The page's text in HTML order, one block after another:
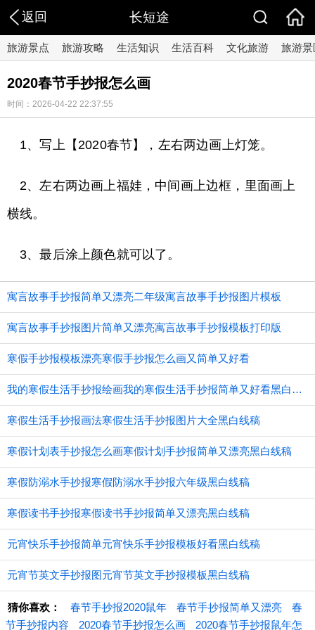
返回 长短途
旅游景点 旅游攻略 生活知识 生活百科 文化旅游 旅游景
2020春节手抄报怎么画
时间：2026-04-22 22:37:55
1、写上【2020春节】，左右两边画上灯笼。
2、左右两边画上福娃，中间画上边框，里面画上
横线。
3、最后涂上颜色就可以了。
寓言故事手抄报简单又漂亮二年级寓言故事手抄报图片模板
寓言故事手抄报图片简单又漂亮寓言故事手抄报模板打印版
寒假手抄报模板漂亮寒假手抄报怎么画又简单又好看
我的寒假生活手抄报绘画我的寒假生活手抄报简单又好看黑白线稿
寒假生活手抄报画法寒假生活手抄报图片大全黑白线稿
寒假计划表手抄报怎么画寒假计划手抄报简单又漂亮黑白线稿
寒假防溺水手抄报寒假防溺水手抄报六年级黑白线稿
寒假读书手抄报寒假读书手抄报简单又漂亮黑白线稿
元宵快乐手抄报简单元宵快乐手抄报模板好看黑白线稿
元宵节英文手抄报图元宵节英文手抄报模板黑白线稿
猜你喜欢： 春节手抄报2020鼠年 春节手抄报简单又漂亮
春
节手抄报内容
2020春节手抄报怎么画 2020春节手抄报鼠年怎